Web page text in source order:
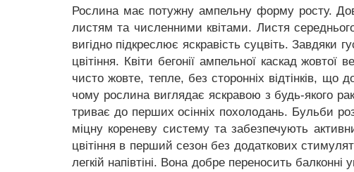
Рослина має потужну ампельну форму росту.
листям та численними квітами. Листя
вигідно підкреслює яскравість суцвіть.
цвітіння. Квіти бегонії ампельної каскад
чисто жовте, тепле, без сторонніх відтінків, що
чому рослина виглядає яскравою з будь-якого
триває до перших осінніх похолодань. Бульби
міцну кореневу систему та забезпечують
цвітіння в перший сезон без додаткових
легкій напівтіні. Вона добре переносить